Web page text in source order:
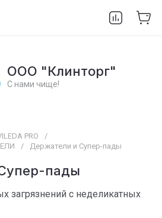
ООО "Клинторг"
С нами чище!
PRO
/
/ Держатели и Супер-пады
пады
загрязнений с неделикатных